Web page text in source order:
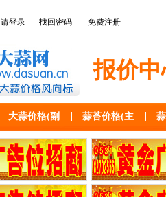
请登录 找回密码 免费注册
报价
大蒜价格(副 蒜苔价格(主